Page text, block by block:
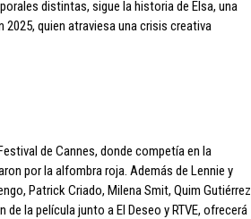
distintas, sigue la historia de Elsa, una
2025, quien atraviesa una crisis creativa
de Cannes, donde competía en la
por la alfombra roja. Además de Lennie y
Patrick Criado, Milena Smit, Quim Gutiérrez
la película junto a El Deseo y RTVE, ofrecerá